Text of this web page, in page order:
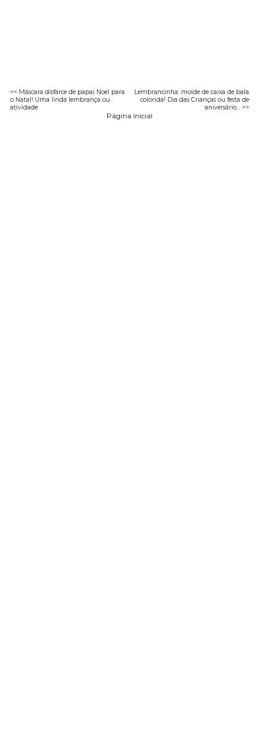
<< Máscara disfarce de papai Noel para
o Natal! Uma linda lembrança ou
atividade
Lembrancinha: molde de caixa de bala
colorida! Dia das Crianças ou festa de
aniversário... >>
Página inicial